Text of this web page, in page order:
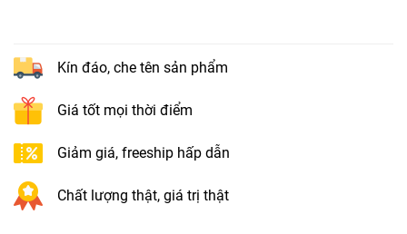
Kín đáo, che tên sản phẩm
Giá tốt mọi thời điểm
Giảm giá, freeship hấp dẫn
Chất lượng thật, giá trị thật